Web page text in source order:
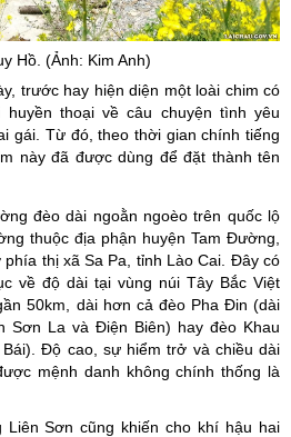
Hồ. (Ảnh: Kim Anh)
trước hay hiện diện một loài chim có
thoại về câu chuyện tình yêu
gái. Từ đó, theo thời gian chính tiếng
này đã được dùng để đặt thành tên
đèo dài ngoằn ngoèo trên quốc lộ
thuộc địa phận huyện Tam Đường,
thị xã Sa Pa, tỉnh Lào Cai. Đây có
về độ dài tại vùng núi Tây Bắc Việt
50km, dài hơn cả đèo Pha Đin (dài
Sơn La và Điện Biên) hay đèo Khau
Độ cao, sự hiểm trở và chiều dài
mệnh danh không chính thống là
Sơn cũng khiến cho khí hậu hai